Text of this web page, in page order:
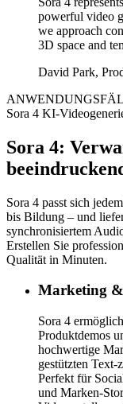
powerful video
we approach
3D space and
David Park,
Sora 4 KI-
Sora 4:
Sora 4 passt sich
bis Bildung – und
synchronisiertem
Erstellen Sie
Qualität in Minuten.
Marketing &
Sora 4
Produktdemos
hochwertige
gestützten
Perfekt für
und Marken-